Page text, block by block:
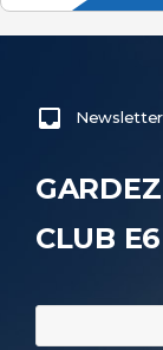
Newsletter
CLUB E6